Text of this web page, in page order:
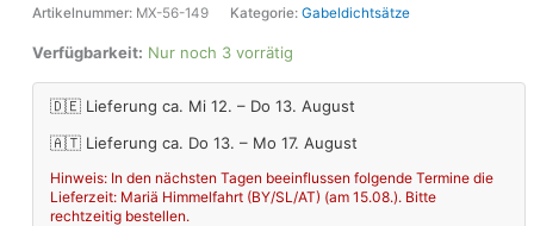
Artikelnummer: MX-56-149 Kategorie: Gabeldichtsätze
Verfügbarkeit: Nur noch 3 vorrätig
🇩🇪 Lieferung ca. Mi 12. – Do 13. August
🇦🇹 Lieferung ca. Do 13. – Mo 17. August
Hinweis: In den nächsten Tagen beeinflussen folgende Termine die
Lieferzeit: Mariä Himmelfahrt (BY/SL/AT) (am 15.08.). Bitte
rechtzeitig bestellen.